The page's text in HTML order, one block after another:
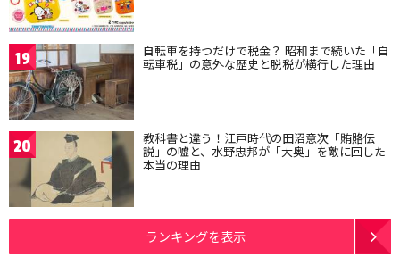
19 自転車を持つだけで税金？ 昭和まで続いた「自
転車税」の意外な歴史と脱税が横行した理由
20 教科書と違う！江戸時代の田沼意次「賄賂伝
説」の嘘と、水野忠邦が「大奥」を敵に回した
本当の理由
ランキングを表示